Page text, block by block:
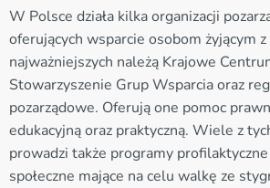
W Polsce działa kilka organizacji
oferujących wsparcie osobom żyjącym z
najważniejszych należą Krajowe
Stowarzyszenie Grup Wsparcia oraz
pozarządowe. Oferują one pomoc
edukacyjną oraz praktyczną. Wiele z
prowadzi także programy
społeczne mające na celu walkę ze